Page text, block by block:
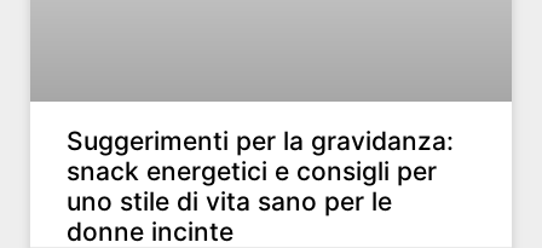
Suggerimenti per la gravidanza:
snack energetici e consigli per
uno stile di vita sano per le
donne incinte